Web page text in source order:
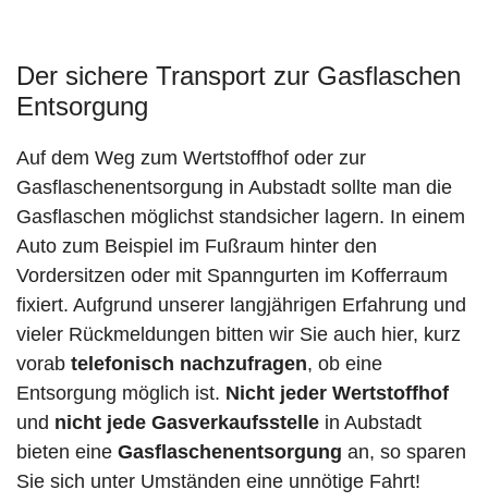
Der sichere Transport zur Gasflaschen
Entsorgung
Auf dem Weg zum Wertstoffhof oder zur
Gasflaschenentsorgung in Aubstadt sollte man die
Gasflaschen möglichst standsicher lagern. In einem
Auto zum Beispiel im Fußraum hinter den
Vordersitzen oder mit Spanngurten im Kofferraum
fixiert. Aufgrund unserer langjährigen Erfahrung und
vieler Rückmeldungen bitten wir Sie auch hier, kurz
vorab telefonisch nachzufragen, ob eine
Entsorgung möglich ist. Nicht jeder Wertstoffhof
und nicht jede Gasverkaufsstelle in Aubstadt
bieten eine Gasflaschenentsorgung an, so sparen
Sie sich unter Umständen eine unnötige Fahrt!